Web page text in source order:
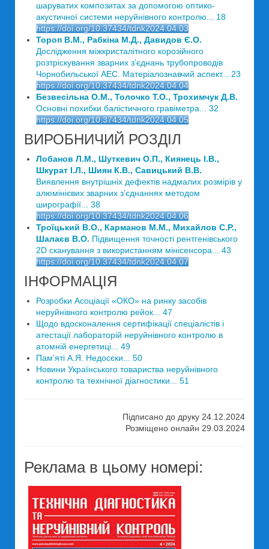
шаруватих композитах за допомогою оптико-
акустичної системи неруйнівного контролю... 18
https://doi.org/10.37434/tdnk2024.04.03
Тороп В.М., Рабкіна М.Д., Давидов Є.О.
Дослідження міжкристалітного корозійного
розтріскування зварних з’єднань трубопроводів
Чорнобильської АЕС. Матеріалознавчий аспект... 23
https://doi.org/10.37434/tdnk2024.04.04
Безвесільна О.М., Толочко Т.О., Трохимчук Д.В.
Основні похибки балістичного гравіметра... 32
https://doi.org/10.37434/tdnk2024.04.05
ВИРОБНИЧИЙ РОЗДІЛ
Лобанов Л.М., Шуткевич О.П., Киянець І.В.,
Шкурат І.Л., Шиян К.В., Савицький В.В.
Виявлення внутрішніх дефектів надмалих розмірів у
алюмінієвих зварних з’єднаннях методом
ширографії... 38
https://doi.org/10.37434/tdnk2024.04.06
Троїцький В.О., Карманов М.М., Михайлов С.Р.,
Шалаєв В.О. Підвищення точності рентгенівського
2D сканування з використанням мінісенсора... 43
https://doi.org/10.37434/tdnk2024.04.07
ІНФОРМАЦІЯ
Розробки Асоціації «ОКО» на ринку засобів
неруйнівного контролю рейок... 47
Щодо вдосконалення сертифікації спеціалістів і
атестації лабораторій неруйнівного контролю в
атомній енергетиці... 49
Пам’яті А.Я. Недосєки... 50
Новини Українського товариства неруйнівного
контролю та технічної діагностики... 51
Підписано до друку 24.12.2024
Розміщено онлайн 29.03.2024
Реклама в цьому номері: